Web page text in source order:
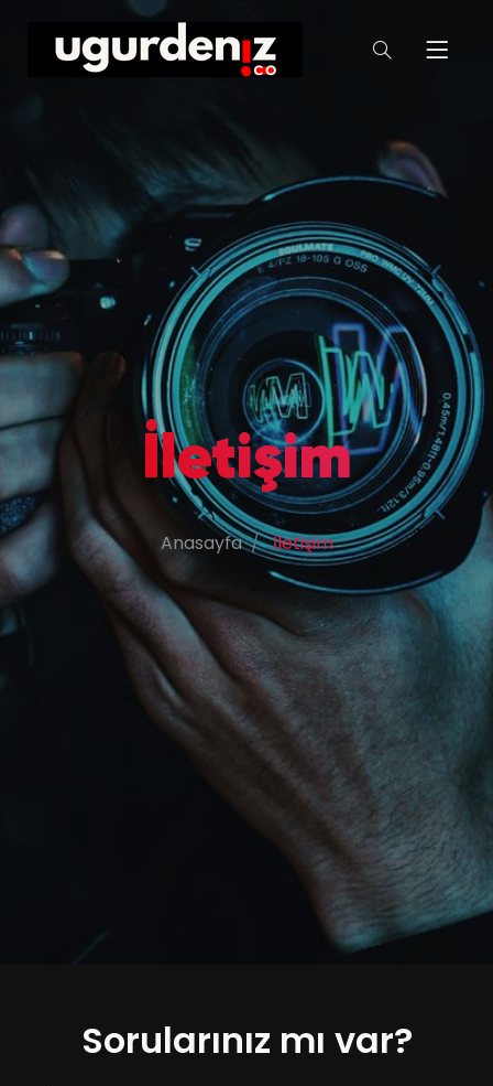
İletişim
Anasayfa İletişim
Sorularınız mı var?